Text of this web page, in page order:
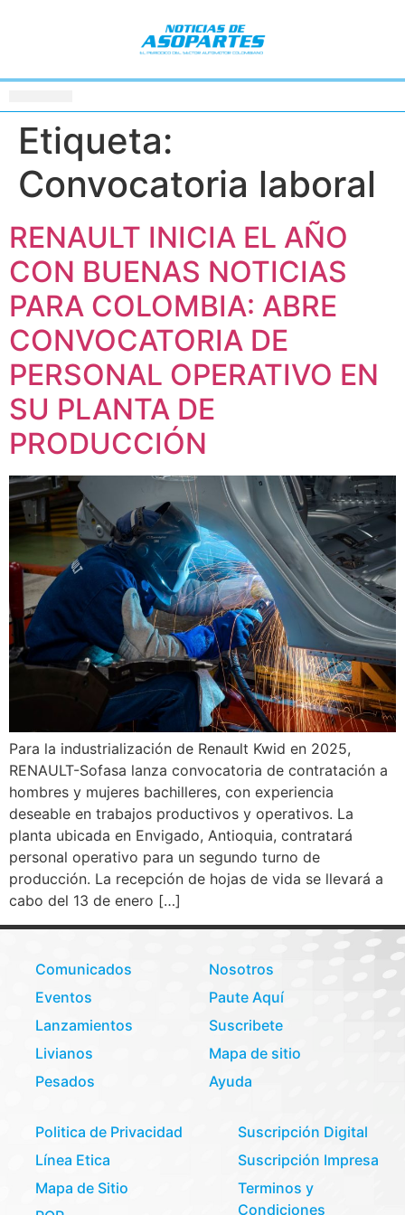
Etiqueta:
Convocatoria laboral
RENAULT INICIA EL AÑO
CON BUENAS NOTICIAS
PARA COLOMBIA: ABRE
CONVOCATORIA DE
PERSONAL OPERATIVO EN
SU PLANTA DE
PRODUCCIÓN
Para la industrialización de Renault Kwid en 2025,
RENAULT-Sofasa lanza convocatoria de contratación a
hombres y mujeres bachilleres, con experiencia
deseable en trabajos productivos y operativos. La
planta ubicada en Envigado, Antioquia, contratará
personal operativo para un segundo turno de
producción. La recepción de hojas de vida se llevará a
cabo del 13 de enero […]
Comunicados
Eventos
Lanzamientos
Livianos
Pesados
Nosotros
Paute Aquí
Suscribete
Mapa de sitio
Ayuda
Politica de Privacidad
Línea Etica
Mapa de Sitio
Suscripción Digital
Suscripción Impresa
Terminos y
Condiciones